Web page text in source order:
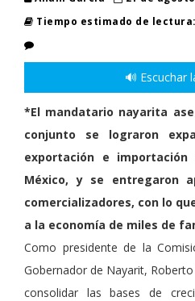
Tiempo estimado de
🔊 Escuchar
*El mandatario nayarita
conjunto se lograron
exportación e
México, y se entregaron
comercializadores, con lo
a la economía de miles de
Como presidente de la
Gobernador de Nayarit,
consolidar las bases de